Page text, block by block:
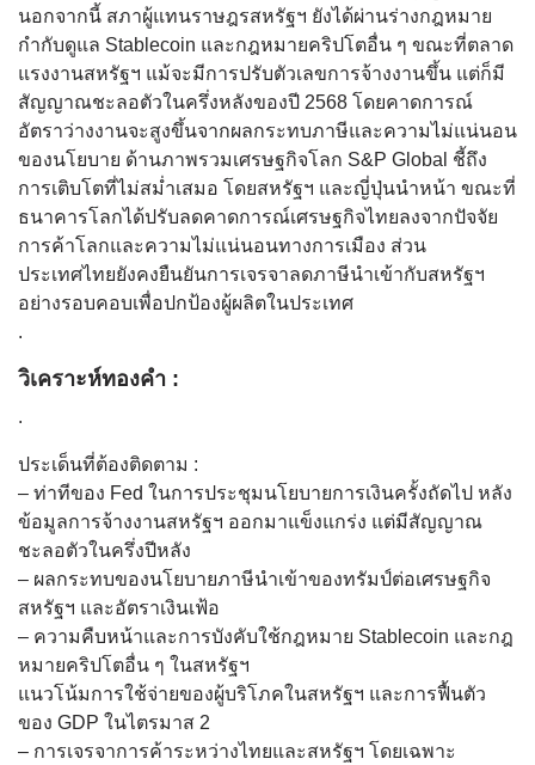
นอกจากนี้ สภาผู้แทนราษฎรสหรัฐฯ ยังได้ผ่านร่างกฎหมาย
กำกับดูแล Stablecoin และกฎหมายคริปโตอื่น ๆ ขณะที่ตลาด
แรงงานสหรัฐฯ แม้จะมีการปรับตัวเลขการจ้างงานขึ้น แต่ก็มี
สัญญาณชะลอตัวในครึ่งหลังของปี 2568 โดยคาดการณ์
อัตราว่างงานจะสูงขึ้นจากผลกระทบภาษีและความไม่แน่นอน
ของนโยบาย ด้านภาพรวมเศรษฐกิจโลก S&P Global ชี้ถึง
การเติบโตที่ไม่สม่ำเสมอ โดยสหรัฐฯ และญี่ปุ่นนำหน้า ขณะที่
ธนาคารโลกได้ปรับลดคาดการณ์เศรษฐกิจไทยลงจากปัจจัย
การค้าโลกและความไม่แน่นอนทางการเมือง ส่วน
ประเทศไทยยังคงยืนยันการเจรจาลดภาษีนำเข้ากับสหรัฐฯ
อย่างรอบคอบเพื่อปกป้องผู้ผลิตในประเทศ
.
วิเคราะห์ทองคำ :
.
ประเด็นที่ต้องติดตาม :
– ท่าทีของ Fed ในการประชุมนโยบายการเงินครั้งถัดไป หลัง
ข้อมูลการจ้างงานสหรัฐฯ ออกมาแข็งแกร่ง แต่มีสัญญาณ
ชะลอตัวในครึ่งปีหลัง
– ผลกระทบของนโยบายภาษีนำเข้าของทรัมป์ต่อเศรษฐกิจ
สหรัฐฯ และอัตราเงินเฟ้อ
– ความคืบหน้าและการบังคับใช้กฎหมาย Stablecoin และกฎ
หมายคริปโตอื่น ๆ ในสหรัฐฯ
แนวโน้มการใช้จ่ายของผู้บริโภคในสหรัฐฯ และการฟื้นตัว
ของ GDP ในไตรมาส 2
– การเจรจาการค้าระหว่างไทยและสหรัฐฯ โดยเฉพาะ